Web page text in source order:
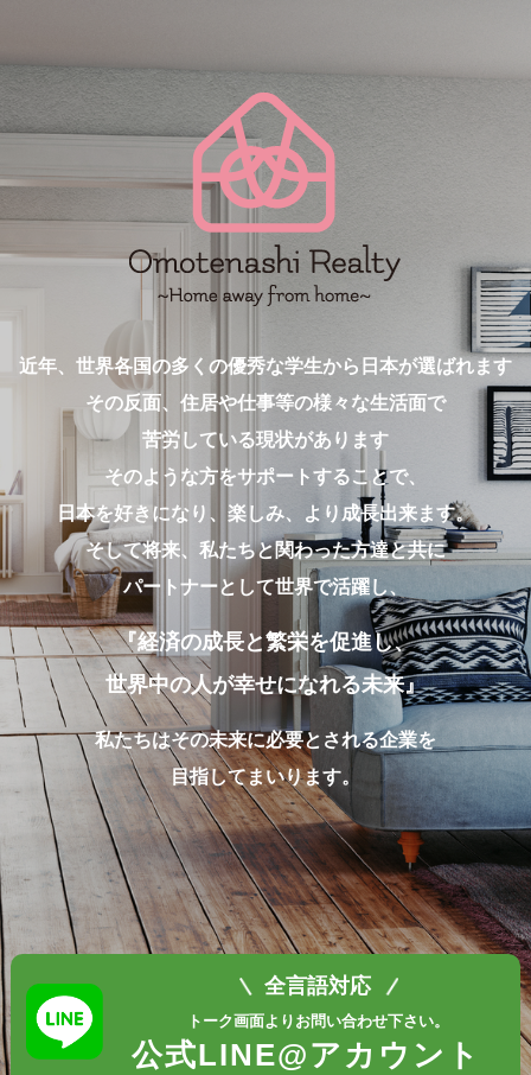
近年、世界各国の多くの優秀な学生から日本が選ばれます
その反面、住居や仕事等の様々な生活面で
苦労している現状があります
そのような方をサポートすることで、
日本を好きになり、楽しみ、より成長出来ます。
そして将来、私たちと関わった方達と共に
パートナーとして世界で活躍し、
『経済の成長と繁栄を促進し、
世界中の人が幸せになれる未来』
私たちはその未来に必要とされる企業を
目指してまいります。
全言語対応
トーク画面よりお問い合わせ下さい。
公式LINE@アカウント